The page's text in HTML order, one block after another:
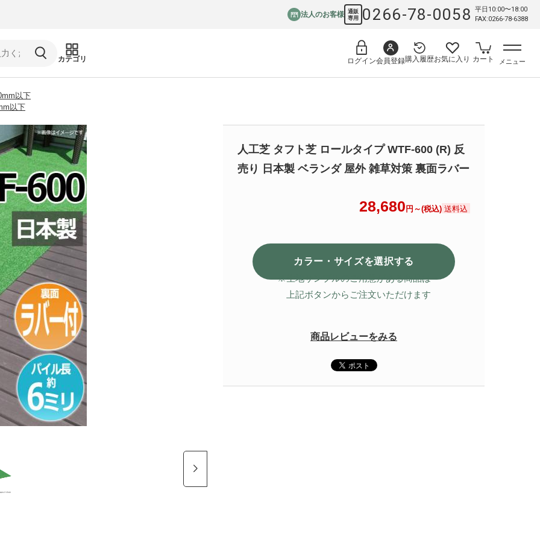
法人のお客様 通販
専用
0266-78-0058
平日10:00〜18:00
FAX:0266-78-6388
カテゴリ ログイン会員登録購入履歴お気に入り カート メニュー
以下
以下
人工芝 タフト芝 ロールタイプ WTF-600 (R) 反
売り 日本製 ベランダ 屋外 雑草対策 裏面ラバー
28,680 円～(税込) 送料込
カラー・サイズを選択する
※生地サンプルのご用意がある商品は
上記ボタンからご注文いただけます
商品レビューをみる